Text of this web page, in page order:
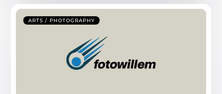
ARTS / PHOTOGRAPHY